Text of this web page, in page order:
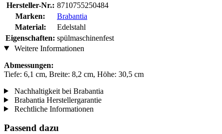
Hersteller-Nr.: 8710755250484
Marken:
Brabantia
Material:
Edelstahl
Eigenschaften: spülmaschinenfest
Weitere Informationen
Abmessungen:
Tiefe: 6,1 cm, Breite: 8,2 cm, Höhe: 30,5 cm
Nachhaltigkeit bei Brabantia
Brabantia Herstellergarantie
Rechtliche Informationen
Passend dazu